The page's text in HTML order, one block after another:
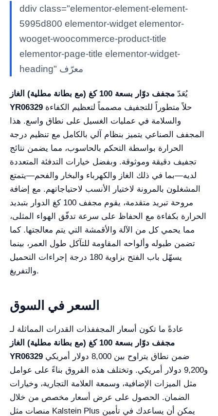
ddiv class="elementor-element-element-
5995d800 elementor-widget elementor-
wooget-woocommerce-product-title
elementor-page-title elementor-widget-
heading" معرّف
يُعَدّ
مجفف دوّار بسعة 100 كغ (مع بطانة مطلية) الغاز
YR06329
والسلامة في عمليات الغسيل على نطاق واسع. هذا
المجفف الصناعي يتميز بنظام آلي بالكامل مع تنظيم درجة
الحرارة بواسطة التحكم بالحاسوب، مما يضمن نتائج
تجفيف دقيقة وموثوقة. وبفضل خيارات التدفئة المتعددة
لديه—بما في ذلك الغاز والكهرباء والبخار والفحم—يتمتع
المشغلون بالمرونة لاختيار الأنسب لاحتياجاتهم. مع إضافة
مروحة تبريد متقدمة، يقوم مجفف 100 كغ الدوار بتبديد
الحرارة بكفاءة مع الحفاظ على سرعة تدفّق الهواء المثلى،
مما يحمي كل من الآلة والأقمشة التي يتم معالجتها. كما
تضمن طبوله وألواحه المقاومة للتآكل طول العمر، بينما
يسهّل باب الفتح بزاوية 180 درجة إجراءات التحميل
والتفريغ.
السعر في السوق
عادةً ما تكون أسعار المجففذات القدرات المماثلة لـ
مجفف دوّار بسعة 100 كغ (مع بطانة مطلية) الغاز
YR06329
و9,200 دولار أمريكي. وتختلف هذه الفروق بناءً على عوامل
مثل الميزات الإضافية، وسمعة العلامة التجارية، وخيارات
الضمان. الحصول على عرض أسعار مخصص من خلال
منصات مثل Kalstein Plus يمكن أن يساعدك في تأمين